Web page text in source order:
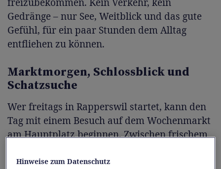
Gedränge – nur See, Weitblick und das gute
Gefühl, für ein paar Stunden dem Alltag
entfliehen zu können.
Marktmorgen, Schlossblick und
Schatzsuche
Wer freitags in Rapperswil startet, kann den
Tag mit einem Besuch auf dem Wochenmarkt
am Hauptplatz beginnen. Zwischen frischem
Spezialitäten und der Kulisse der Altstadt
Hinweise zum Datenschutz